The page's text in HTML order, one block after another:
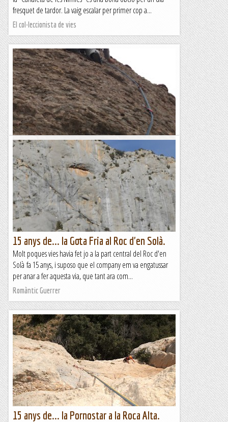
fresquet de tardor. La vaig escalar per primer cop a...
El col·leccionista de vies
15 anys de... l'Enxaneta al Pollegó Oest.
Feia poc que havien obert l'Enxaneta al Pollegó Oest de
Montserrat i el company frisava per anar-hi, així que avui farà
15 anys vam fer la nostra repetició. Recordo poquetes...
Romàntic Guerrer
15 anys de... la Gota Fria al Roc d'en Solà.
Molt poques vies havia fet jo a la part central del Roc d'en
Solà fa 15 anys, i suposo que el company em va engatussar
per anar a fer aquesta via, que tant ara com...
Romàntic Guerrer
15 anys de... la Pornostar a la Roca Alta.